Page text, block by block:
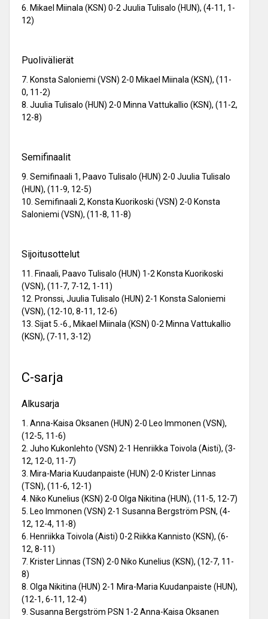
6. Mikael Miinala (KSN) 0-2 Juulia Tulisalo (HUN), (4-11, 1-
12)
Puolivälierät
7. Konsta Saloniemi (VSN) 2-0 Mikael Miinala (KSN), (11-
0, 11-2)
8. Juulia Tulisalo (HUN) 2-0 Minna Vattukallio (KSN), (11-2,
12-8)
Semifinaalit
9. Semifinaali 1, Paavo Tulisalo (HUN) 2-0 Juulia Tulisalo
(HUN), (11-9, 12-5)
10. Semifinaali 2, Konsta Kuorikoski (VSN) 2-0 Konsta
Saloniemi (VSN), (11-8, 11-8)
Sijoitusottelut
11. Finaali, Paavo Tulisalo (HUN) 1-2 Konsta Kuorikoski
(VSN), (11-7, 7-12, 1-11)
12. Pronssi, Juulia Tulisalo (HUN) 2-1 Konsta Saloniemi
(VSN), (12-10, 8-11, 12-6)
13. Sijat 5.-6., Mikael Miinala (KSN) 0-2 Minna Vattukallio
(KSN), (7-11, 3-12)
C-sarja
Alkusarja
1. Anna-Kaisa Oksanen (HUN) 2-0 Leo Immonen (VSN),
(12-5, 11-6)
2. Juho Kukonlehto (VSN) 2-1 Henriikka Toivola (Aisti), (3-
12, 12-0, 11-7)
3. Mira-Maria Kuudanpaiste (HUN) 2-0 Krister Linnas
(TSN), (11-6, 12-1)
4. Niko Kunelius (KSN) 2-0 Olga Nikitina (HUN), (11-5, 12-7)
5. Leo Immonen (VSN) 2-1 Susanna Bergström PSN, (4-
12, 12-4, 11-8)
6. Henriikka Toivola (Aisti) 0-2 Riikka Kannisto (KSN), (6-
12, 8-11)
7. Krister Linnas (TSN) 2-0 Niko Kunelius (KSN), (12-7, 11-
8)
8. Olga Nikitina (HUN) 2-1 Mira-Maria Kuudanpaiste (HUN),
(12-1, 6-11, 12-4)
9. Susanna Bergström PSN 1-2 Anna-Kaisa Oksanen